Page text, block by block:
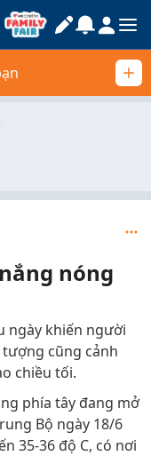
nóng
ngày khiến người
cũng cảnh
chiều tối.
phía tây đang mở
Bộ ngày 18/6
35-36 độ C, có nơi